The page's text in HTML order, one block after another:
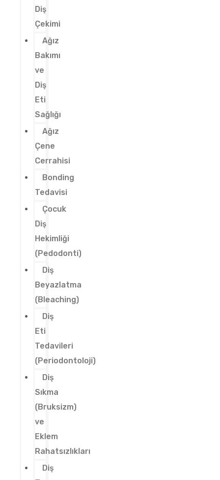
Diş
Çekimi
Ağız
Bakımı
ve
Diş
Eti
Sağlığı
Ağız
Çene
Cerrahisi
Bonding
Tedavisi
Çocuk
Diş
Hekimliği
(Pedodonti)
Diş
Beyazlatma
(Bleaching)
Diş
Eti
Tedavileri
(Periodontoloji)
Diş
Sıkma
(Bruksizm)
ve
Eklem
Rahatsızlıkları
Diş